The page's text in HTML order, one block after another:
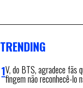
TRENDING
V, do BTS, agradece fãs
fingem não reconhecê-lo